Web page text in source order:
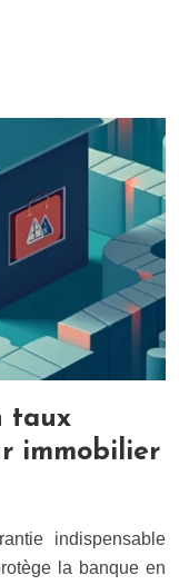
taux
immobilier
indispensable
la banque en